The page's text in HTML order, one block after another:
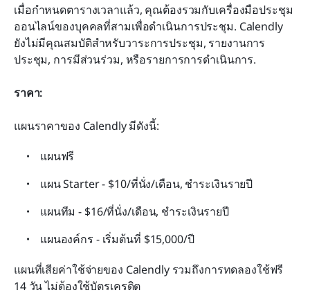
เมื่อกำหนดตารางเวลาแล้ว, คุณต้องรวมกับเครื่องมือประชุม
ออนไลน์ของบุคคลที่สามเพื่อดำเนินการประชุม. Calendly
ยังไม่มีคุณสมบัติสำหรับวาระการประชุม, รายงานการ
ประชุม, การมีส่วนร่วม, หรือรายการการดำเนินการ.
ราคา:
แผนราคาของ Calendly มีดังนี้:
แผนฟรี
แผน Starter - $10/ที่นั่ง/เดือน, ชำระเงินรายปี
แผนทีม - $16/ที่นั่ง/เดือน, ชำระเงินรายปี
แผนองค์กร - เริ่มต้นที่ $15,000/ปี
แผนที่เสียค่าใช้จ่ายของ Calendly รวมถึงการทดลองใช้ฟรี
14 วัน ไม่ต้องใช้บัตรเครดิต